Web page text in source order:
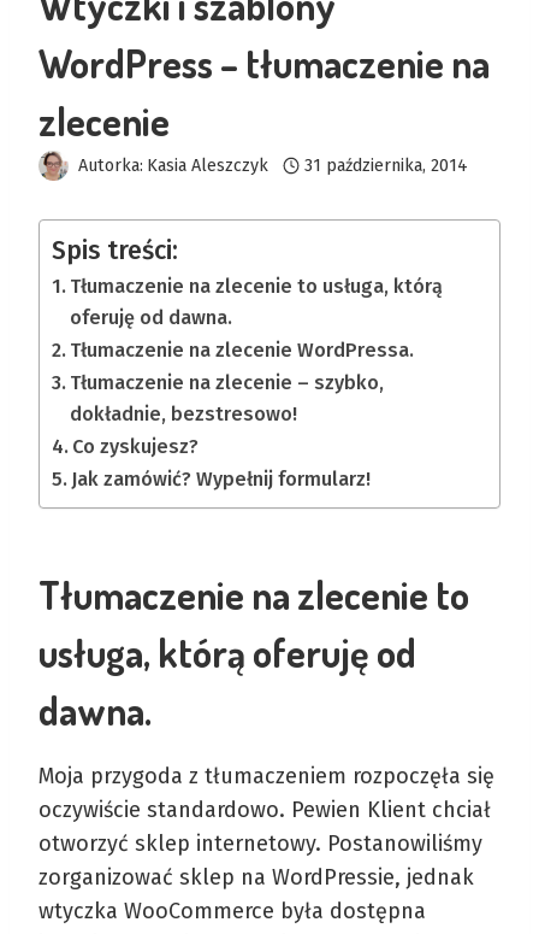
WordPress – tłumaczenie na
zlecenie
Autorka: Kasia Aleszczyk 31 października, 2014
Spis treści:
Tłumaczenie na zlecenie to usługa, którą
oferuję od dawna.
Tłumaczenie na zlecenie WordPressa.
Tłumaczenie na zlecenie – szybko,
dokładnie, bezstresowo!
Co zyskujesz?
Jak zamówić? Wypełnij formularz!
Tłumaczenie na zlecenie to
usługa, którą oferuję od
dawna.
Moja przygoda z tłumaczeniem rozpoczęła się
oczywiście standardowo. Pewien Klient chciał
otworzyć sklep internetowy. Postanowiliśmy
zorganizować sklep na WordPressie, jednak
wtyczka WooCommerce była dostępna